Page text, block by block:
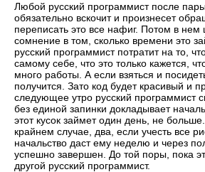
Любой русский программист после
обязательно вскочит и произнесет
переписать это все нафиг. Потом в нем
сомнение в том, сколько времени это
русский программист потратит на то,
самому себе, что это только кажется,
много работы. А если взяться и
получится. Зато код будет красивый и
следующее утро русский программист
без единой запинки докладывает
этот кусок займет один день, не
крайнем случае, два, если учесть все
начальство даст ему неделю и через
успешно завершен. До той поры, пока
другой русский программист.